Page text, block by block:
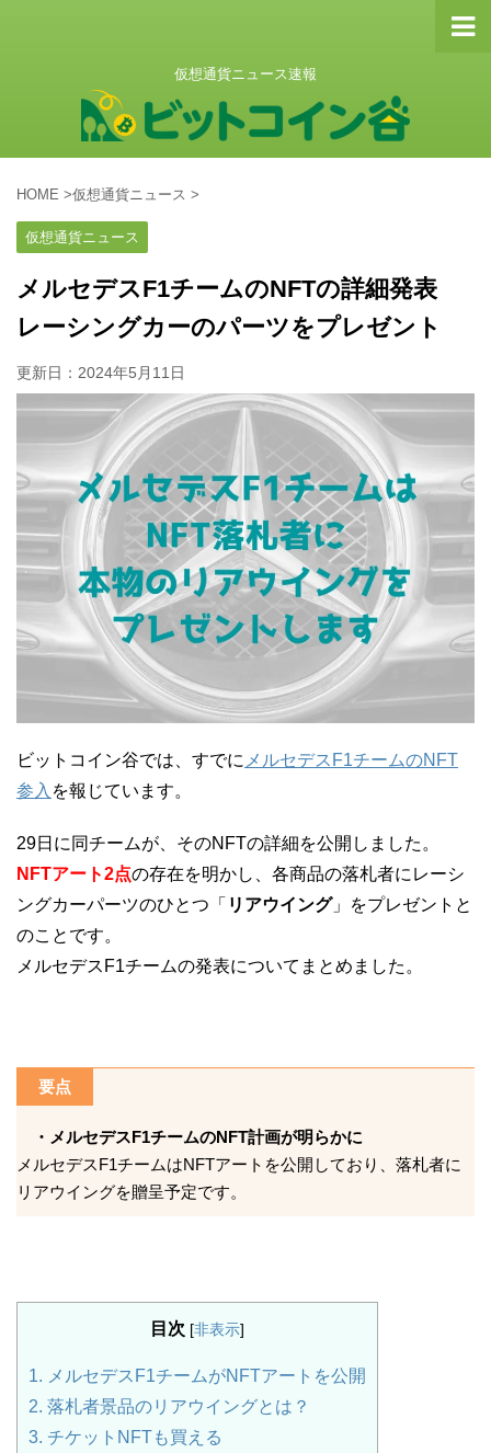
仮想通貨ニュース速報
HOME >仮想通貨ニュース >
仮想通貨ニュース
メルセデスF1チームのNFTの詳細発表
レーシングカーのパーツをプレゼント
更新日： 2024年5月11日
ビットコイン谷では、すでに メルセデスF1チームのNFT
参入 を報じています。
29日に同チームが、そのNFTの詳細を公開しました。
NFTアート2点の存在を明かし、各商品の落札者にレーシ
ングカーパーツのひとつ「 リアウイング」をプレゼントと
のことです。
メルセデスF1チームの発表についてまとめました。
要点
・メルセデスF1チームのNFT計画が明らかに
メルセデスF1チームはNFTアートを公開しており、落札者に
リアウイングを贈呈予定です。
目次 [非表示]
1. メルセデスF1チームがNFTアートを公開
2. 落札者景品のリアウイングとは？
3. チケットNFTも買える